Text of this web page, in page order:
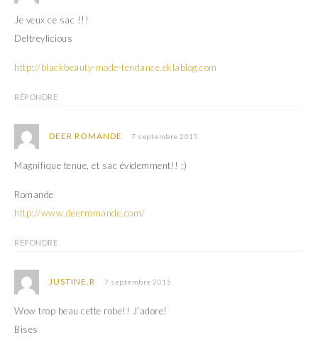
Je veux ce sac !!!
Deltreylicious
http://blackbeauty-mode-tendance.eklablog.com
RÉPONDRE
DEER ROMANDE 7 septembre 2015
Magnifique tenue, et sac évidemment!! ;)
Romande
http://www.deerromande.com/
RÉPONDRE
JUSTINE.R 7 septembre 2015
Wow trop beau cette robe!! J’adore!
Bises